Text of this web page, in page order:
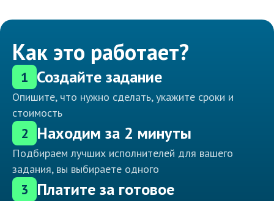
Как это работает?
1 Создайте задание
Опишите, что нужно сделать, укажите сроки и
стоимость
2 Находим за 2 минуты
Подбираем лучших исполнителей для вашего
задания, вы выбираете одного
3 Платите за готовое